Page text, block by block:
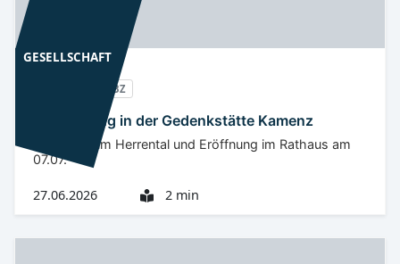
GESELLSCHAFT
BZ
Ausstellung in der Gedenkstätte Kamenz
Rundgang im Herrental und Eröffnung im Rathaus am
07.07.
27.06.2026 2 min